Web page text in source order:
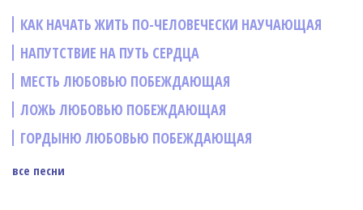
КАК НАЧАТЬ ЖИТЬ ПО-ЧЕЛОВЕЧЕСКИ НАУЧАЮЩАЯ
НАПУТСТВИЕ НА ПУТЬ СЕРДЦА
МЕСТЬ ЛЮБОВЬЮ ПОБЕЖДАЮЩАЯ
ЛОЖЬ ЛЮБОВЬЮ ПОБЕЖДАЮЩАЯ
ГОРДЫНЮ ЛЮБОВЬЮ ПОБЕЖДАЮЩАЯ
все песни